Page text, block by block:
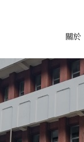
中心 跳至
關於